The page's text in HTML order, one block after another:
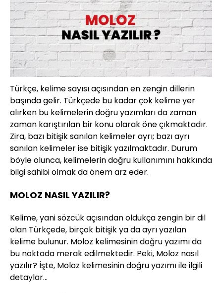
Türkçe, kelime sayısı açısından en zengin dillerin
başında gelir. Türkçede bu kadar çok kelime yer
alırken bu kelimelerin doğru yazımları da zaman
zaman karıştırılan bir konu olarak öne çıkmaktadır.
Zira, bazı bitişik sanılan kelimeler ayrı; bazı ayrı
sanılan kelimeler ise bitişik yazılmaktadır. Durum
böyle olunca, kelimelerin doğru kullanımını hakkında
bilgi sahibi olmak da önem arz eder.
MOLOZ NASIL YAZILIR?
Kelime, yani sözcük açısından oldukça zengin bir dil
olan Türkçede, birçok bitişik ya da ayrı yazılan
kelime bulunur. Moloz kelimesinin doğru yazımı da
bu noktada merak edilmektedir. Peki, Moloz nasıl
yazılır? İşte, Moloz kelimesinin doğru yazımı ile ilgili
detaylar…